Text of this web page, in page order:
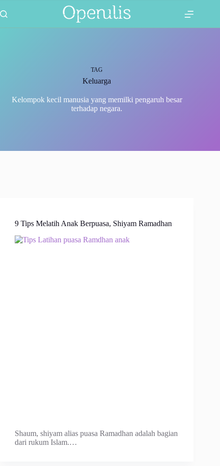
to
TAG
Keluarga
Kelompok kecil manusia yang memilki pengaruh besar
terhadap negara.
1 Comment
9 Tips Melatih Anak Berpuasa, Shiyam Ramadhan
Shaum, shiyam alias puasa Ramadhan adalah bagian
dari rukum Islam.…
4 Comments
19 Comments